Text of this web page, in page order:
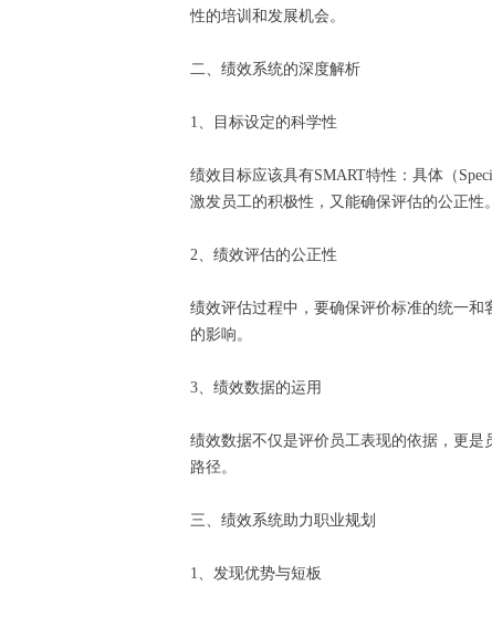
性的培训和发展机会。
二、绩效系统的深度解析
1、目标设定的科学性
绩效目标应该具有SMART特性：具体（
激发员工的积极性，又能确保评估的公正性
2、绩效评估的公正性
绩效评估过程中，要确保评价标准的统一
的影响。
3、绩效数据的运用
绩效数据不仅是评价员工表现的依据，更
路径。
三、绩效系统助力职业规划
1、发现优势与短板